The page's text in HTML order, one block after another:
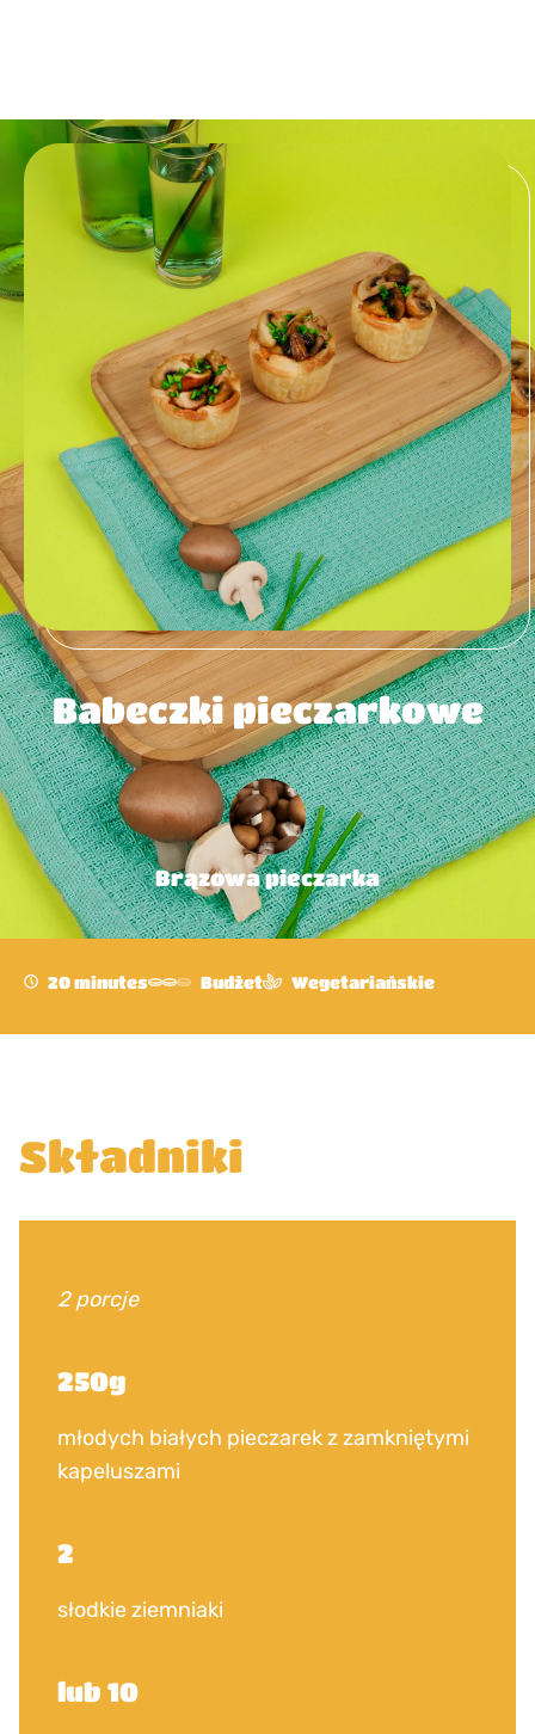
Babeczki pieczarkowe
Brązowa pieczarka
20 minutes Budżet Wegetariańskie
Składniki
2 porcje
250g
młodych białych pieczarek z zamkniętymi
kapeluszami
2
słodkie ziemniaki
lub 10